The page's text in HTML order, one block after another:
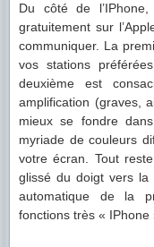
Du côté de
gratuitement sur
communiquer. La
vos stations
deuxième est
amplification (graves,
mieux se fondre
myriade de couleurs
votre écran. Tout
glissé du doigt vers
automatique de la
fonctions très « IPhone